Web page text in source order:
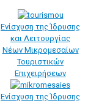
Ενίσχυση της Ίδρυσης
και Λειτουργίας
Νέων Μικρομεσαίων
Τουριστικών
Επιχειρήσεων
Ενίσχυση της Ίδρυσης